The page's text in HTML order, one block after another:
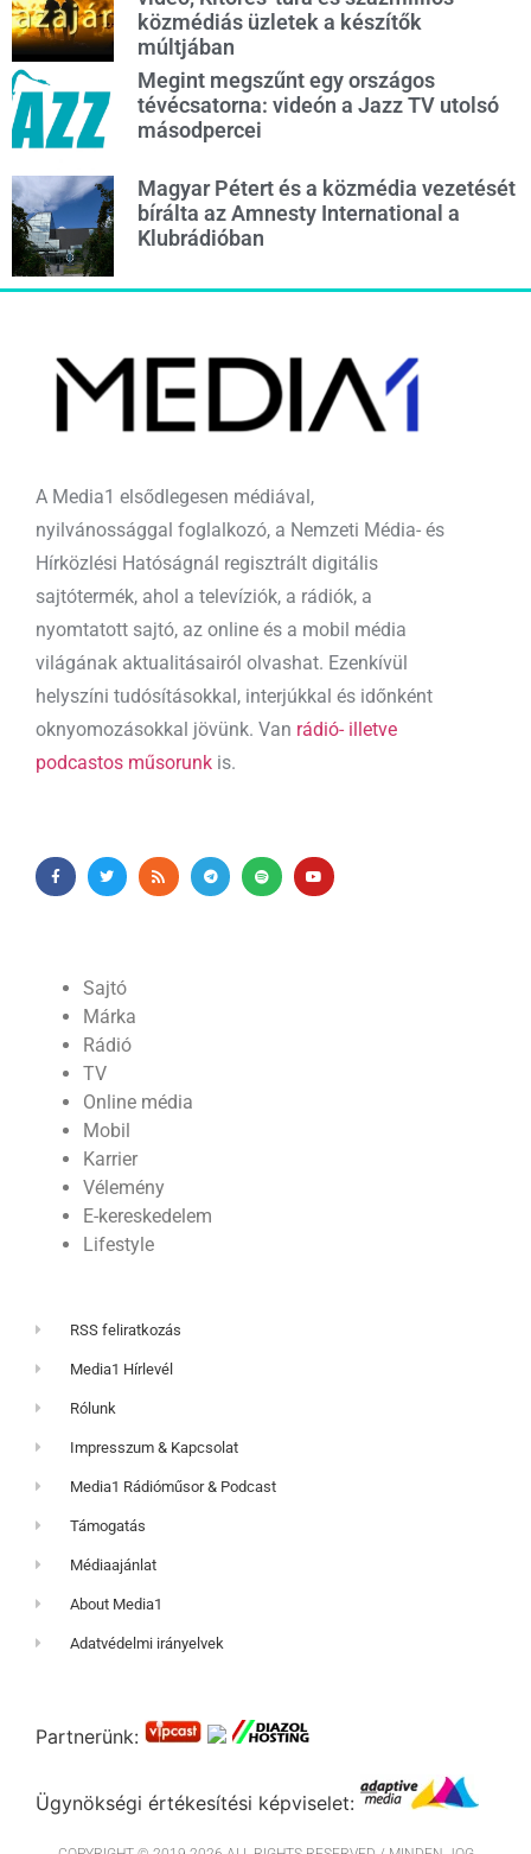
közmédiás üzletek a készítők
múltjában
Megint megszűnt egy országos
tévécsatorna: videón a Jazz TV utolsó
másodpercei
Magyar Pétert és a közmédia vezetését
bírálta az Amnesty International a
Klubrádióban
A Media1 elsődlegesen médiával,
nyilvánossággal foglalkozó, a Nemzeti Média- és
Hírközlési Hatóságnál regisztrált digitális
sajtótermék, ahol a televíziók, a rádiók, a
nyomtatott sajtó, az online és a mobil média
világának aktualitásairól olvashat. Ezenkívül
helyszíni tudósításokkal, interjúkkal és időnként
oknyomozásokkal jövünk. Van rádió- illetve
podcastos műsorunk is.
Sajtó
Márka
Rádió
TV
Online média
Mobil
Karrier
Vélemény
E-kereskedelem
Lifestyle
RSS feliratkozás
Media1 Hírlevél
Rólunk
Impresszum & Kapcsolat
Media1 Rádióműsor & Podcast
Támogatás
Médiaajánlat
About Media1
Adatvédelmi irányelvek
Partnerünk:
Ügynökségi értékesítési képviselet: